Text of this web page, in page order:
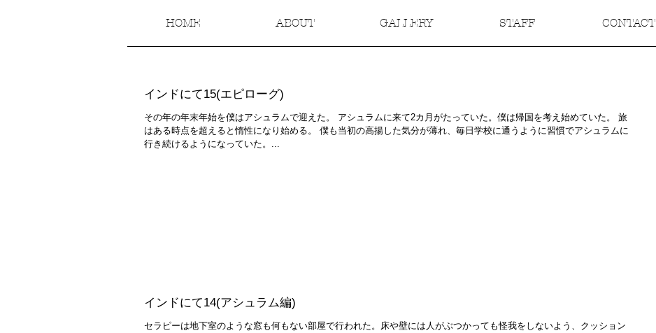
HOME ABOUT GALLERY STAFF CONTACT
インドにて15(エピローグ)
その年の年末年始を僕はアシュラムで迎えた。 アシュラムに来て2カ月がたっていた。僕は帰国を考え始めていた。 旅
はある時点を超えると惰性になり始める。 僕も当初の高揚した気分が薄れ、毎日学校に通うように習慣でアシュラムに
行き続けるようになっていた。...
インドにて14(アシュラム編)
セラピーは地下室のような窓も何もない部屋で行われた。床や壁には人がぶつかっても怪我をしないよう、クッション